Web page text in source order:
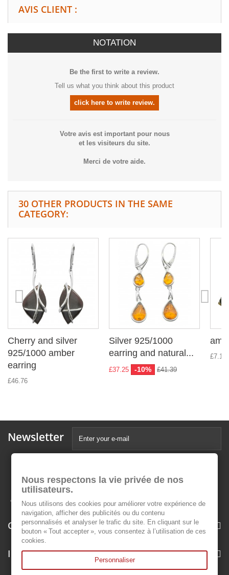
AVIS CLIENT :
NOTATION
Be the first to write a review.
Tell us what you think about this product
click here to write review.
Votre avis est important pour nous
et les visiteurs du site.
Merci de votre aide.
30 OTHER PRODUCTS IN THE SAME
CATEGORY:
Cherry and silver
925/1000 amber
earring
£46.76
Silver 925/1000
earring and natural...
£37.25 -10% £41.39
£7.19
Newsletter
Categories
Information
Nous respectons la vie privée de nos
utilisateurs.
Nous utilisons des cookies pour améliorer votre expérience de
navigation, afficher des publicités ou du contenu
personnalisés et analyser le trafic du site. En cliquant sur le
bouton « Tout accepter », vous consentez à l’utilisation de ces
cookies.
Personnaliser